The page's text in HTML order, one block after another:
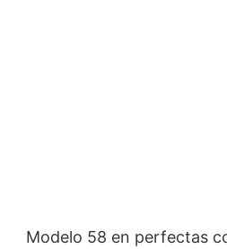
Modelo 58 en perfectas